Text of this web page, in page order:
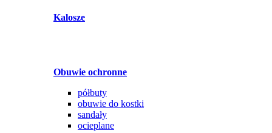
Kalosze
Obuwie ochronne
półbuty
obuwie do kostki
sandały
ocieplane